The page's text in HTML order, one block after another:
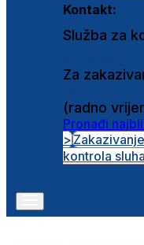
Kontakt:
Služba za
Za
(radno
Pronađi
>
kontrola